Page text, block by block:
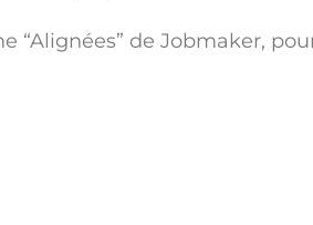
“Alignées” de Jobmaker,